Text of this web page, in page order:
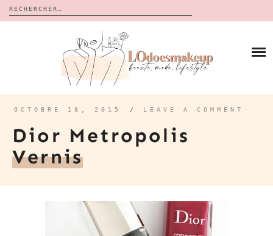
Rechercher :
CALENDRIERS DE L’AVENT
BON PLAN
À PROPOS
CONTACT
OCTOBRE 18, 2015 / LEAVE A COMMENT
Dior Metropolis
Vernis